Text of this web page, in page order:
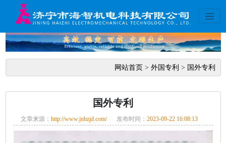
网站首页> 外国专利 > 国外专利
国外专利
文章来源： http://www.jnhzjd.com/ 发布时间： 2023-09-22 16:08:13